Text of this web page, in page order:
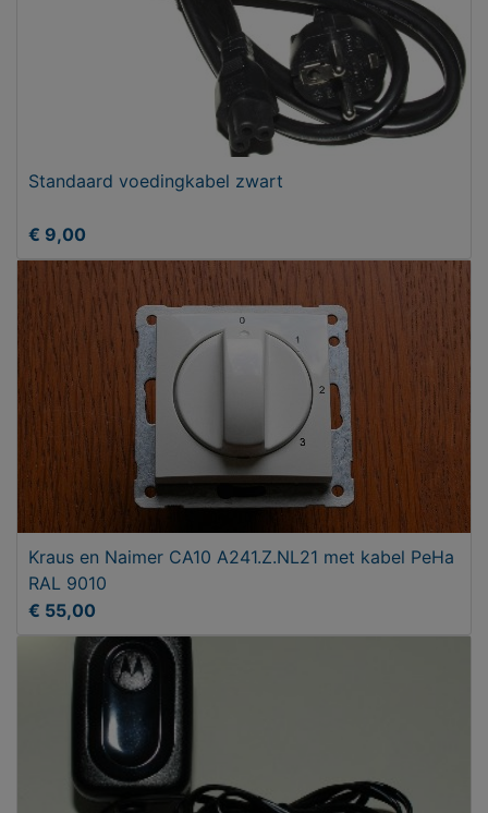
Standaard voedingkabel zwart
€ 9,00
Kraus en Naimer CA10 A241.Z.NL21 met kabel PeHa
RAL 9010
€ 55,00